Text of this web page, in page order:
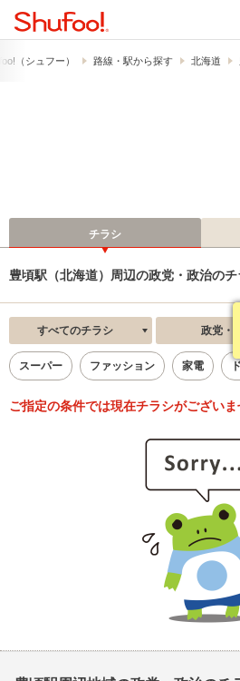
（シュフー） 路線・駅から探す 北海道
チラシ
豊頃駅（北海道）周辺の政党・政治の
すべてのチラシ 政党・
スーパー ファッション 家電
ご指定の条件では現在チラシがございま